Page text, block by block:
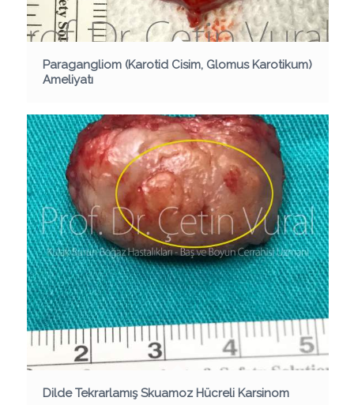
Paragangliom (Karotid Cisim, Glomus Karotikum)
Ameliyatı
Dilde Tekrarlamış Skuamoz Hücreli Karsinom